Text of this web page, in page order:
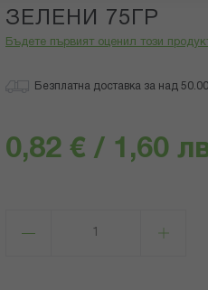
ЗЕЛЕНИ 75ГР
Бъдете първият оценил този
Безплатна доставка за над
0,82 € / 1,60